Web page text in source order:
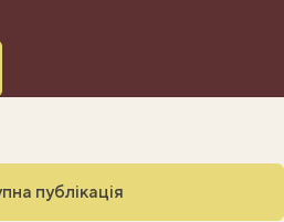
публікація